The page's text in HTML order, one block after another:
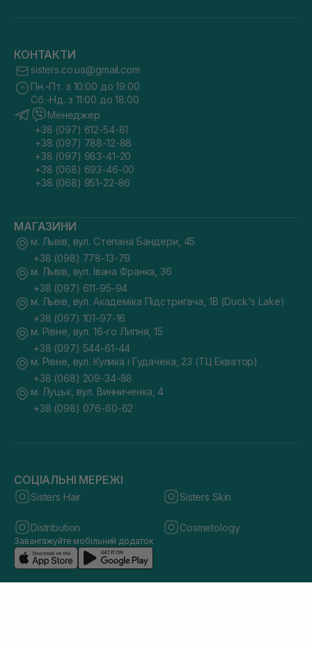
КОНТАКТИ
sisters.co.ua@gmail.com
Пн.-Пт. з 10:00 до 19:00
Сб.-Нд. з 11:00 до 18:00
Менеджер
+38 (097) 612-54-81
+38 (097) 788-12-88
+38 (097) 983-41-20
+38 (068) 693-46-00
+38 (068) 951-22-86
МАГАЗИНИ
м. Львів, вул. Степана Бандери, 45
+38 (098) 778-13-79
м. Львів, вул. Івана Франка, 36
+38 (097) 611-95-94
м. Львів, вул. Академіка Підстригача, 1В (Duck's Lake)
+38 (097) 101-97-16
м. Рівне, вул. 16-го Липня, 15
+38 (097) 544-61-44
м. Рівне, вул. Кулика і Гудачека, 23 (ТЦ Екватор)
+38 (068) 209-34-88
м. Луцьк, вул. Винниченка, 4
+38 (098) 076-60-62
СОЦІАЛЬНІ МЕРЕЖІ
Sisters Hair Sisters Skin
Distribution Cosmetology
Завантажуйте мобільний додаток